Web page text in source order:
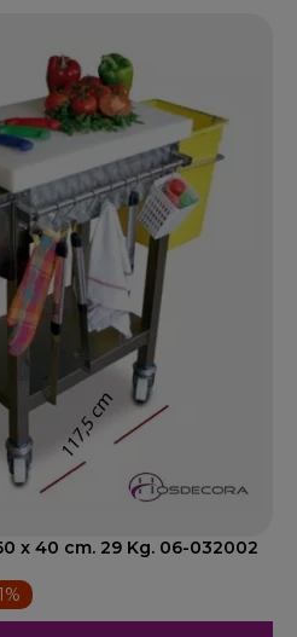
x 40 cm. 29 Kg. 06-032002